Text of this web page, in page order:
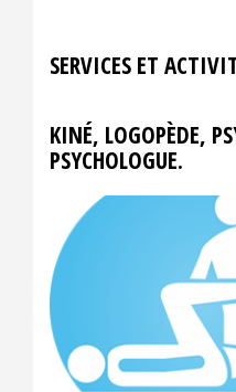
SERVICES ET
KINÉ, LOGOPÈDE,
PSYCHOLOGUE.